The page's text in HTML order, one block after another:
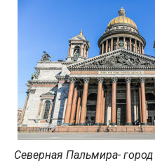
Северная Пальмира-